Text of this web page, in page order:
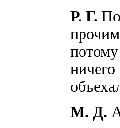
Р. Г.
М. Д.